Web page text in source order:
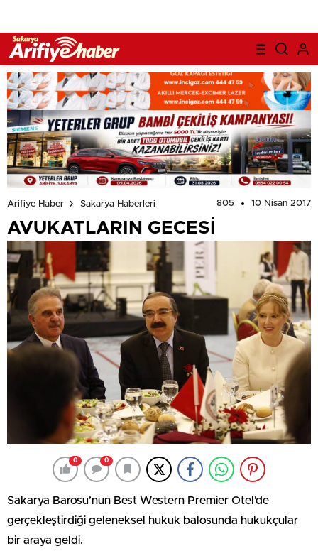
Arifiye Haber Sakarya Haberleri 805 10 Nisan 2017
AVUKATLARIN GECESİ
0 0
Sakarya Barosu’nun Best Western Premier Otel’de
gerçekleştirdiği geleneksel hukuk balosunda hukukçular
bir araya geldi.